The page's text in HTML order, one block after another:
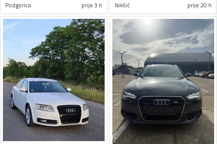
Podgorica prije 3 h Nikšić prije 20 h